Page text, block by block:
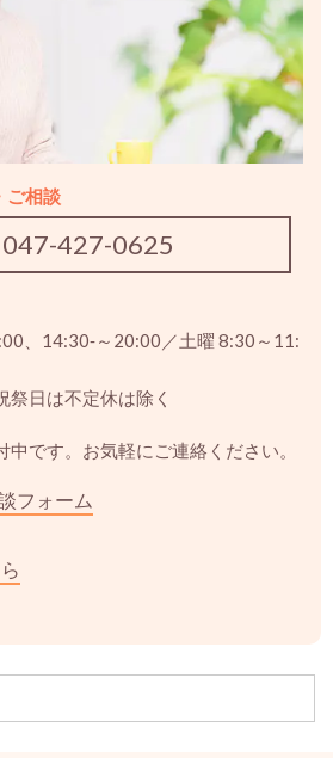
ご相談
047-427-0625
、14:30‐～20:00／土曜 8:30～11:
日は不定休は除く
です。お気軽にご連絡ください。
フォーム